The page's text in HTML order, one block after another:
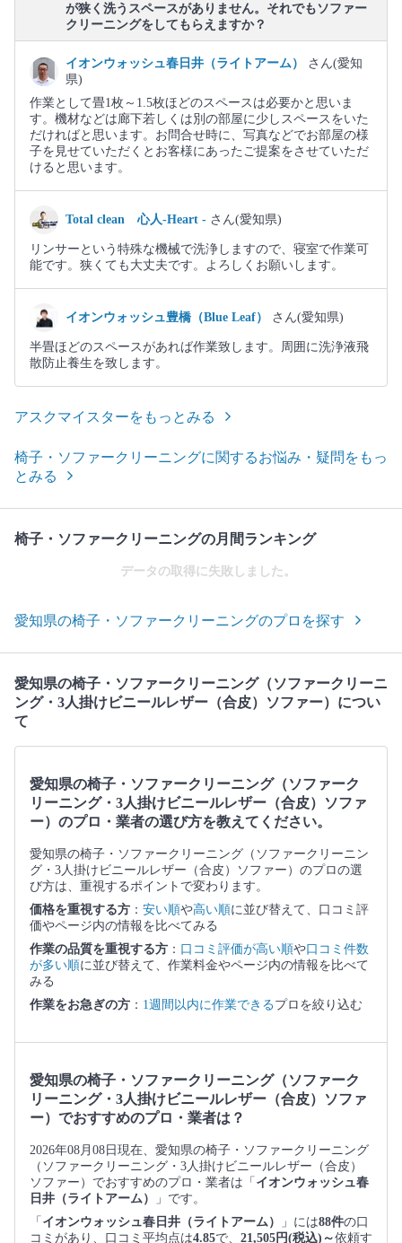
が狭く洗うスペースがありません。それでもソファー
クリーニングをしてもらえますか？
イオンウォッシュ春日井（ライトアーム）
さん(愛知
県)
作業として畳1枚～1.5枚ほどのスペースは必要かと思いま
す。機材などは廊下若しくは別の部屋に少しスペースをいた
だければと思います。お問合せ時に、写真などでお部屋の様
子を見せていただくとお客様にあったご提案をさせていただ
けると思います。
Total clean 心人-Heart - さん(愛知県)
リンサーという特殊な機械で洗浄しますので、寝室で作業可
能です。狭くても大丈夫です。よろしくお願いします。
イオンウォッシュ豊橋（Blue Leaf） さん(愛知県)
半畳ほどのスペースがあれば作業致します。周囲に洗浄液飛
散防止養生を致します。
アスクマイスターをもっとみる
椅子・ソファークリーニングに関するお悩み・疑問をもっ
とみる
椅子・ソファークリーニングの月間ランキング
データの取得に失敗しました。
愛知県の椅子・ソファークリーニングのプロを探す
愛知県の椅子・ソファークリーニング（ソファークリーニ
ング・3人掛けビニールレザー（合皮）ソファー）につい
て
愛知県の椅子・ソファークリーニング（ソファーク
リーニング・3人掛けビニールレザー（合皮）ソファ
ー）のプロ・業者の選び方を教えてください。
愛知県の椅子・ソファークリーニング（ソファークリーニン
グ・3人掛けビニールレザー（合皮）ソファー）のプロの選
び方は、重視するポイントで変わります。
価格を重視する方 ： 安い順や高い順に並び替えて、口コミ評
価やページ内の情報を比べてみる
作業の品質を重視する方 ： 口コミ評価が高い順や口コミ件数
が多い順に並び替えて、作業料金やページ内の情報を比べて
みる
作業をお急ぎの方 ： 1週間以内に作業できるプロを絞り込む
愛知県の椅子・ソファークリーニング（ソファーク
リーニング・3人掛けビニールレザー（合皮）ソファ
ー）でおすすめのプロ・業者は？
2026年08月08日現在、愛知県の椅子・ソファークリーニング
（ソファークリーニング・3人掛けビニールレザー（合皮）
ソファー）でおすすめのプロ・業者は「 イオンウォッシュ春
日井（ライトアーム）
」です。
「 イオンウォッシュ春日井（ライトアーム） 」には88件の口
コミがあり、口コミ平均点は4.85で、 21,505円(税込)～依頼す